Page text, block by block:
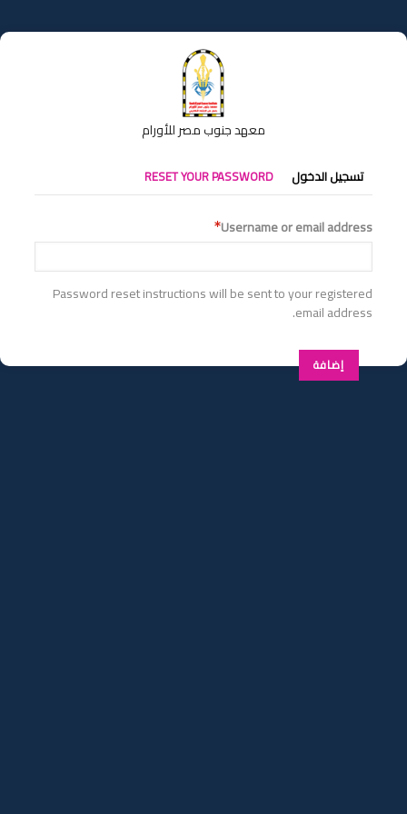
إلى
المحتوى
معهد جنوب مصر للأورام
التبويبات
الأساسية
تسجيل الدخول RESET YOUR PASSWORD
Username or email address
Password reset instructions will be sent to your registered
email address.